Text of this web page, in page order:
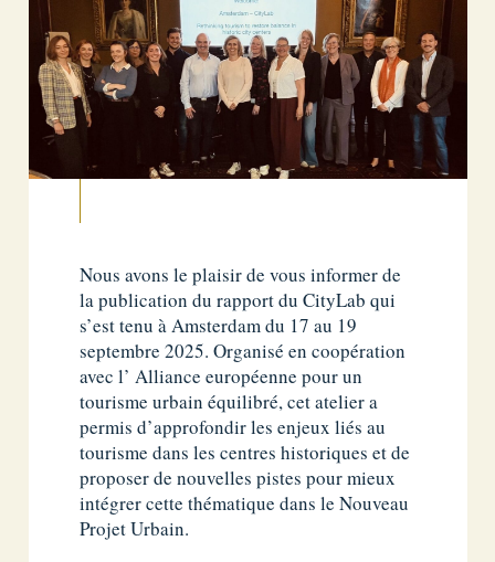
Nous avons le plaisir de vous informer de
la publication du rapport du CityLab qui
s’est tenu à Amsterdam du 17 au 19
septembre 2025. Organisé en coopération
avec l’ Alliance européenne pour un
tourisme urbain équilibré, cet atelier a
permis d’approfondir les enjeux liés au
tourisme dans les centres historiques et de
proposer de nouvelles pistes pour mieux
intégrer cette thématique dans le Nouveau
Projet Urbain.